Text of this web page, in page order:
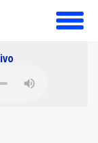
toggle